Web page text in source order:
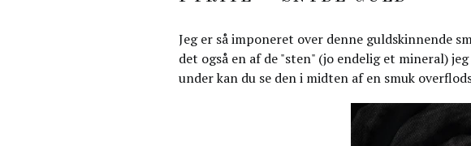
Jeg er så imponeret over denne guldskinnende
det også en af de "sten" (jo endelig et mineral)
under kan du se den i midten af en smuk